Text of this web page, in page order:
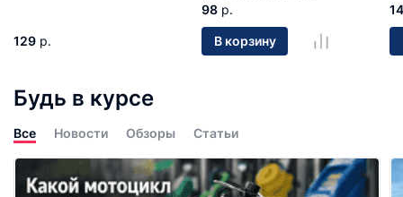
129 р.
98 р.
В корзину
14
Будь в курсе
Все Новости Обзоры Статьи